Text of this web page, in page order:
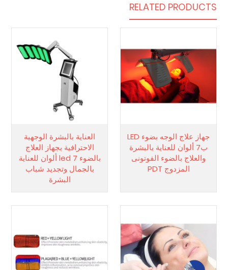
RELATED PRODUCTS
جهاز علاج الوجه بضوء LED
ب7 ألوان للعناية بالبشرة
والعلاج بالضوء الفوتونى
المزدوج PDT
العناية بالبشرة الوجهية
الاحترافية بجهاز العلاج
بالضوء led 7 ألوان للعناية
بالجمال وتجديد شباب
البشرة